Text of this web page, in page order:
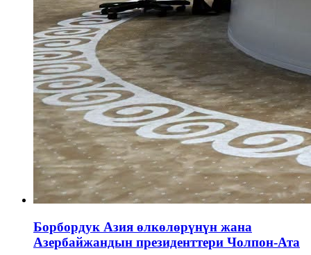
Борбордук Азия өлкөлөрүнүн жана
Азербайжандын президенттери Чолпон-Ата